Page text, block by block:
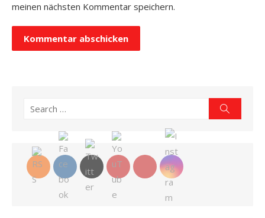
meinen nächsten Kommentar speichern.
Search